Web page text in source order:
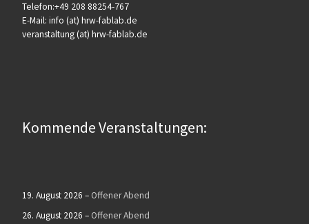
Telefon:+49 208 88254-767
E-Mail: info (at) hrw-fablab.de
veranstaltung (at) hrw-fablab.de
Kommende Veranstaltungen:
19. August 2026 – Offener Abend
26. August 2026 – Offener Abend